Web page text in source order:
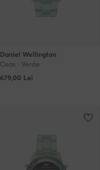
Daniel Wellington
Ceas · Verde
679,00 Lei